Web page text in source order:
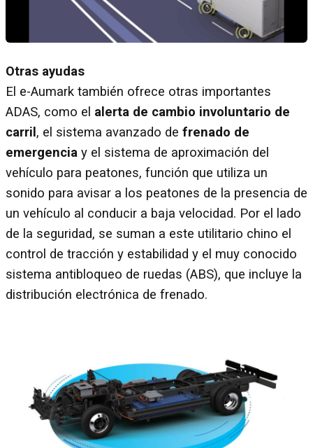
Otras ayudas
El e-Aumark también ofrece otras importantes
ADAS, como el alerta de cambio involuntario de
carril , el sistema avanzado de frenado de
emergencia y el sistema de aproximación del
vehículo para peatones, función que utiliza un
sonido para avisar a los peatones de la presencia de
un vehículo al conducir a baja velocidad. Por el lado
de la seguridad, se suman a este utilitario chino el
control de tracción y estabilidad y el muy conocido
sistema antibloqueo de ruedas (ABS), que incluye la
distribución electrónica de frenado.